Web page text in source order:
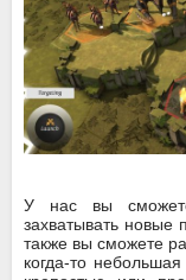
У нас вы
захватывать новые
также вы сможете
когда-то